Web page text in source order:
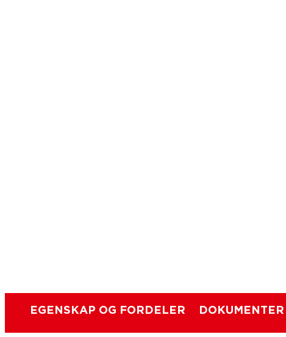
EGENSKAP OG FORDELER